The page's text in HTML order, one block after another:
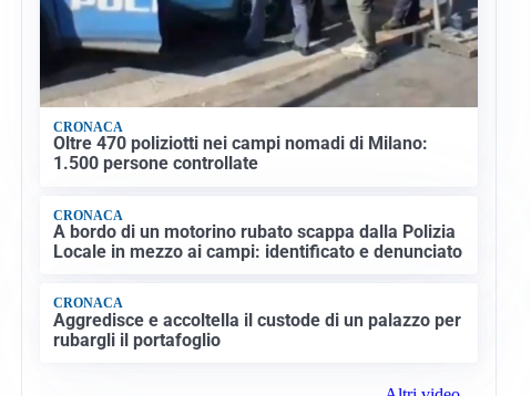
CRONACA
Oltre 470 poliziotti nei campi nomadi di Milano:
1.500 persone controllate
CRONACA
A bordo di un motorino rubato scappa dalla Polizia
Locale in mezzo ai campi: identificato e denunciato
CRONACA
Aggredisce e accoltella il custode di un palazzo per
rubargli il portafoglio